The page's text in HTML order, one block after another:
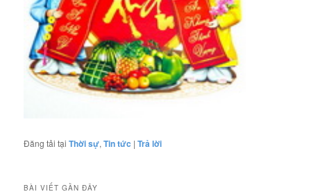
Đăng tải tại Thời sự,Tin tức |Trả lời
BÀI VIẾT GẦN ĐÂY